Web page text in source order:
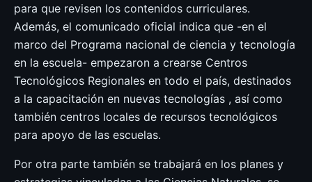
para que revisen los contenidos curriculares.
Además, el comunicado oficial indica que -en el
marco del Programa nacional de ciencia y tecnología
en la escuela- empezaron a crearse Centros
Tecnológicos Regionales en todo el país, destinados
a la capacitación en nuevas tecnologías , así como
también centros locales de recursos tecnológicos
para apoyo de las escuelas.
Por otra parte también se trabajará en los planes y